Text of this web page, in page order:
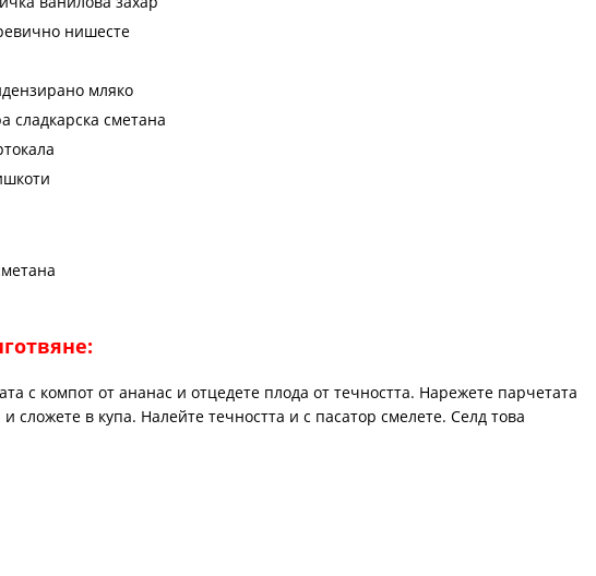
нишесте
мляко
сладкарска сметана
с компот от ананас и отцедете плода от течността. Нарежете парчетата
сложете в купа. Налейте течността и с пасатор смелете. Селд това